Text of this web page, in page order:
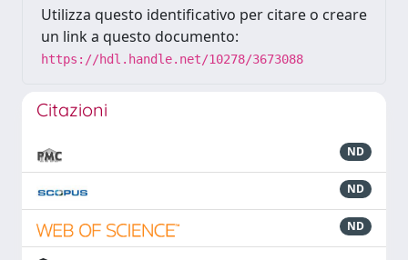
Utilizza questo identificativo per citare o creare
un link a questo documento:
https://hdl.handle.net/10278/3673088
Citazioni
ND
ND
ND